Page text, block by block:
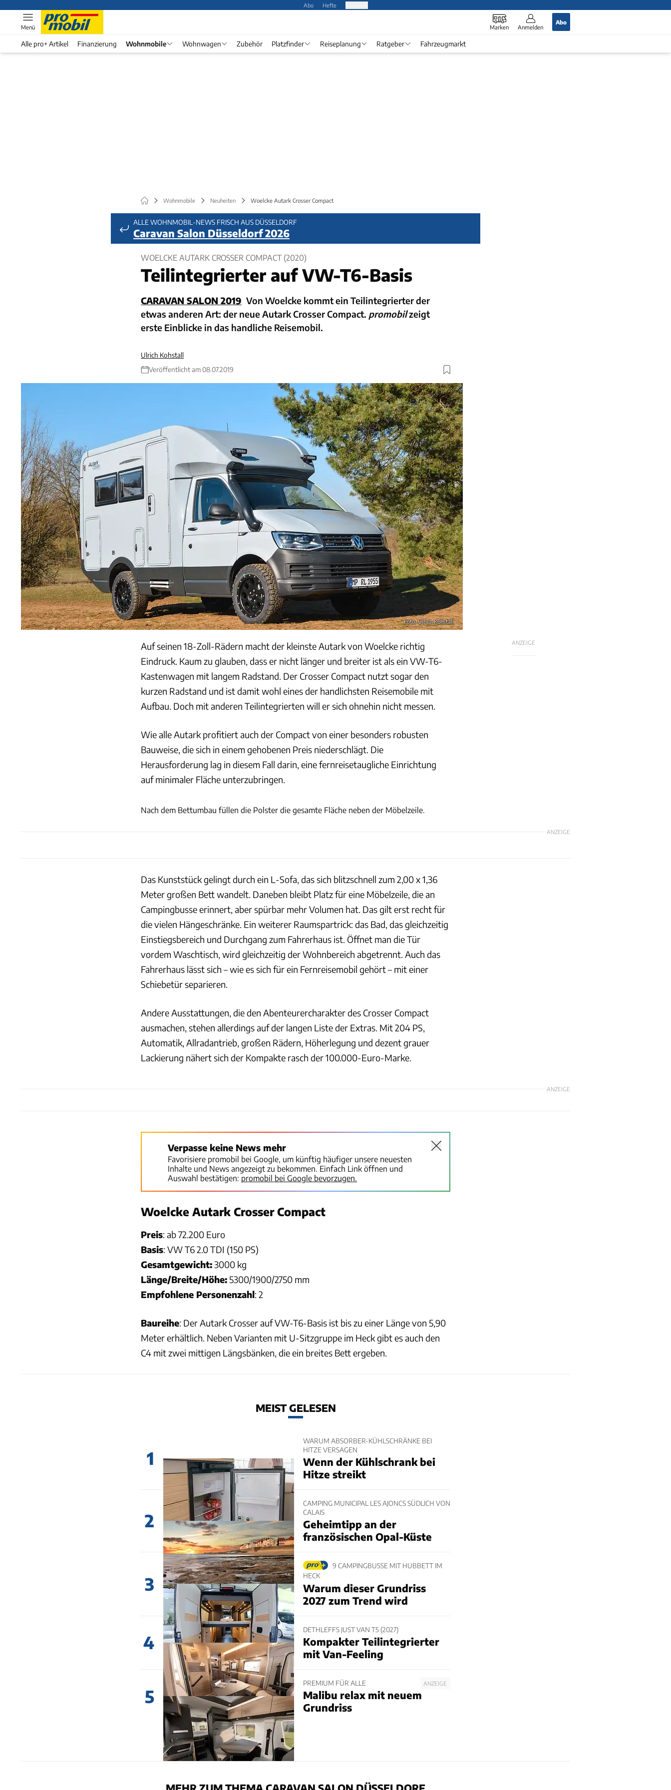
Abo Hefte
Marken Anmelden
Abo
Menü
Alle pro+ Artikel Finanzierung Wohnmobile Wohnwagen Zubehör Platzfinder Reiseplanung Ratgeber Fahrzeugmarkt
Wohnmobile Neuheiten Woelcke Autark Crosser Compact
ALLE WOHNMOBIL-NEWS FRISCH AUS DÜSSELDORF
Caravan Salon Düsseldorf 2026
WOELCKE AUTARK CROSSER COMPACT (2020)
Teilintegrierter auf VW-T6-Basis
CARAVAN SALON 2019 Von Woelcke kommt ein Teilintegrierter der
etwas anderen Art: der neue Autark Crosser Compact. promobilzeigt
erste Einblicke in das handliche Reisemobil.
Ulrich Kohstall
Veröffentlicht am 08.07.2019
Foto: Ulrich Kohstall
ANZEIGE
Auf seinen 18-Zoll-Rädern macht der kleinste Autark von Woelcke richtig
Eindruck. Kaum zu glauben, dass er nicht länger und breiter ist als ein VW-T6-
Kastenwagen mit langem Radstand. Der Crosser Compact nutzt sogar den
kurzen Radstand und ist damit wohl eines der handlichsten Reisemobile mit
Aufbau. Doch mit anderen Teilintegrierten will er sich ohnehin nicht messen.
Wie alle Autark profitiert auch der Compact von einer besonders robusten
Bauweise, die sich in einem gehobenen Preis niederschlägt. Die
Herausforderung lag in diesem Fall darin, eine fernreisetaugliche Einrichtung
auf minimaler Fläche unterzubringen.
Nach dem Bettumbau füllen die Polster die gesamte Fläche neben der Möbelzeile.
ANZEIGE
Das Kunststück gelingt durch ein L-Sofa, das sich blitzschnell zum 2,00 x 1,36
Meter großen Bett wandelt. Daneben bleibt Platz für eine Möbelzeile, die an
Campingbusse erinnert, aber spürbar mehr Volumen hat. Das gilt erst recht für
die vielen Hängeschränke. Ein weiterer Raumspartrick: das Bad, das gleichzeitig
Einstiegsbereich und Durchgang zum Fahrerhaus ist. Öffnet man die Tür
vordem Waschtisch, wird gleichzeitig der Wohnbereich abgetrennt. Auch das
Fahrerhaus lässt sich – wie es sich für ein Fernreisemobil gehört – mit einer
Schiebetür separieren.
Andere Ausstattungen, die den Abenteurercharakter des Crosser Compact
ausmachen, stehen allerdings auf der langen Liste der Extras. Mit 204 PS,
Automatik, Allradantrieb, großen Rädern, Höherlegung und dezent grauer
Lackierung nähert sich der Kompakte rasch der 100.000-Euro-Marke.
ANZEIGE
Verpasse keine News mehr
Favorisiere promobil bei Google, um künftig häufiger unsere neuesten
Inhalte und News angezeigt zu bekommen. Einfach Link öffnen und
Auswahl bestätigen: promobil bei Google bevorzugen.
Woelcke Autark Crosser Compact
Preis: ab 72.200 Euro
Basis: VW T6 2.0 TDI (150 PS)
Gesamtgewicht:3000 kg
Länge/Breite/Höhe: 5300/1900/2750 mm
Empfohlene Personenzahl: 2
Baureihe: Der Autark Crosser auf VW-T6-Basis ist bis zu einer Länge von 5,90
Meter erhältlich. Neben Varianten mit U-Sitzgruppe im Heck gibt es auch den
C4 mit zwei mittigen Längsbänken, die ein breites Bett ergeben.
MEIST GELESEN
1
WARUM ABSORBER-KÜHLSCHRÄNKE BEI
HITZE VERSAGEN
Wenn der Kühlschrank bei
Hitze streikt
2
CAMPING MUNICIPAL LES AJONCS SÜDLICH VON
CALAIS
Geheimtipp an der
französischen Opal-Küste
3
9 CAMPINGBUSSE MIT HUBBETT IM
HECK
Warum dieser Grundriss
2027 zum Trend wird
4
DETHLEFFS JUST VAN T5 (2027)
Kompakter Teilintegrierter
mit Van-Feeling
5
ANZEIGE
PREMIUM FÜR ALLE
Malibu relax mit neuem
Grundriss